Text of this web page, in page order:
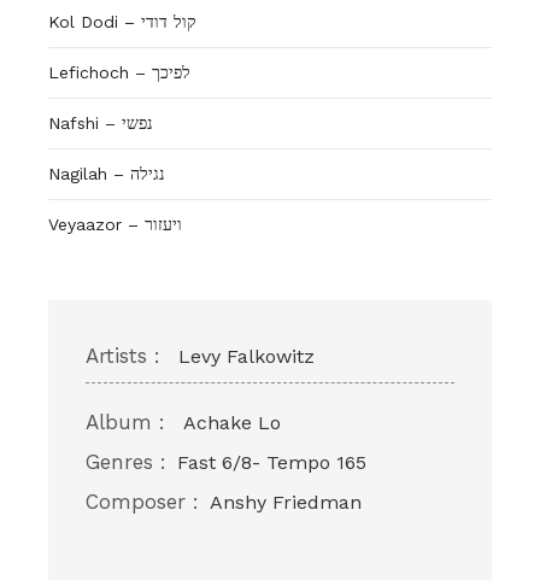
Kol Dodi – קול דודי
Lefichoch – לפיכך
Nafshi – נפשי
Nagilah – נגילה
Veyaazor – ויעזור
Artists : Levy Falkowitz
Album : Achake Lo
Genres : Fast 6/8- Tempo 165
Composer : Anshy Friedman